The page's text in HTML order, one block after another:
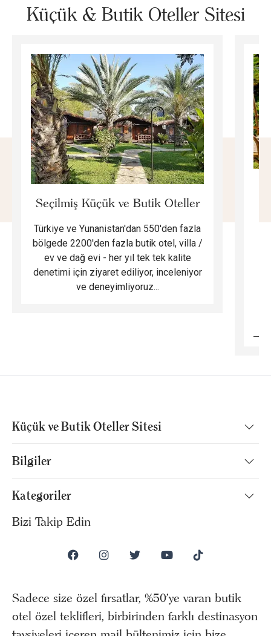
Küçük & Butik Oteller Sitesi
Seçilmiş Küçük ve Butik Oteller
Türkiye ve Yunanistan'dan 550'den fazla
bölgede 2200'den fazla butik otel, villa /
ev ve dağ evi - her yıl tek tek kalite
denetimi için ziyaret ediliyor, inceleniyor
ve deneyimliyoruz...
Küçük ve Butik Oteller Sitesi
Bilgiler
Kategoriler
Bizi Takip Edin
Sadece size özel fırsatlar, %50’ye varan butik
otel özel teklifleri, birbirinden farklı destinasyon